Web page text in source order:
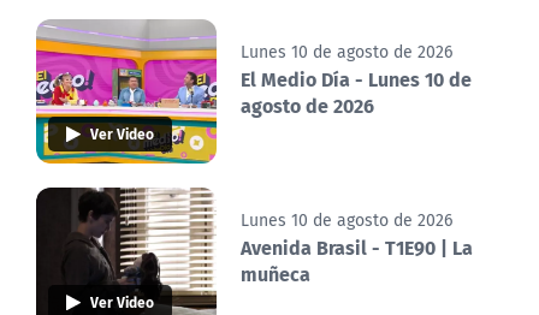
Ver Video
Lunes 10 de agosto de 2026
El Medio Día - Lunes 10 de
agosto de 2026
Ver Video
Lunes 10 de agosto de 2026
Avenida Brasil - T1E90 | La
muñeca